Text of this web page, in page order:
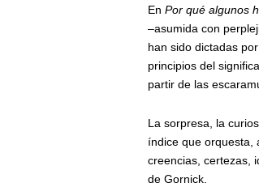
En Por qué algunos
–asumida con
han sido dictadas
principios del
partir de las
La sorpresa, la
índice que orquesta,
creencias, certezas,
de Gornick.